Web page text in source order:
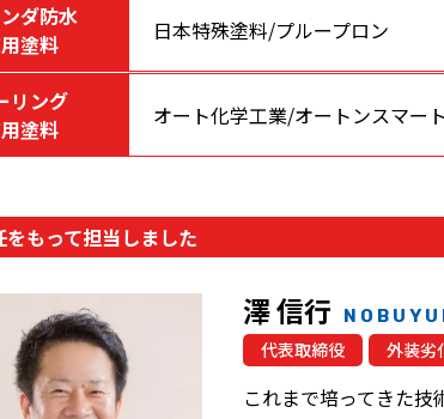
ダ防水
塗料
日本特殊塗料/プループロン
リング
塗料
オート化学工業/オートンスマー
をもって担当しました
澤 信行
代表取締役 外装劣
これまで培ってきた技